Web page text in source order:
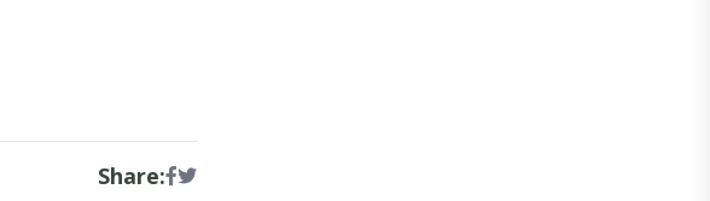
Share: